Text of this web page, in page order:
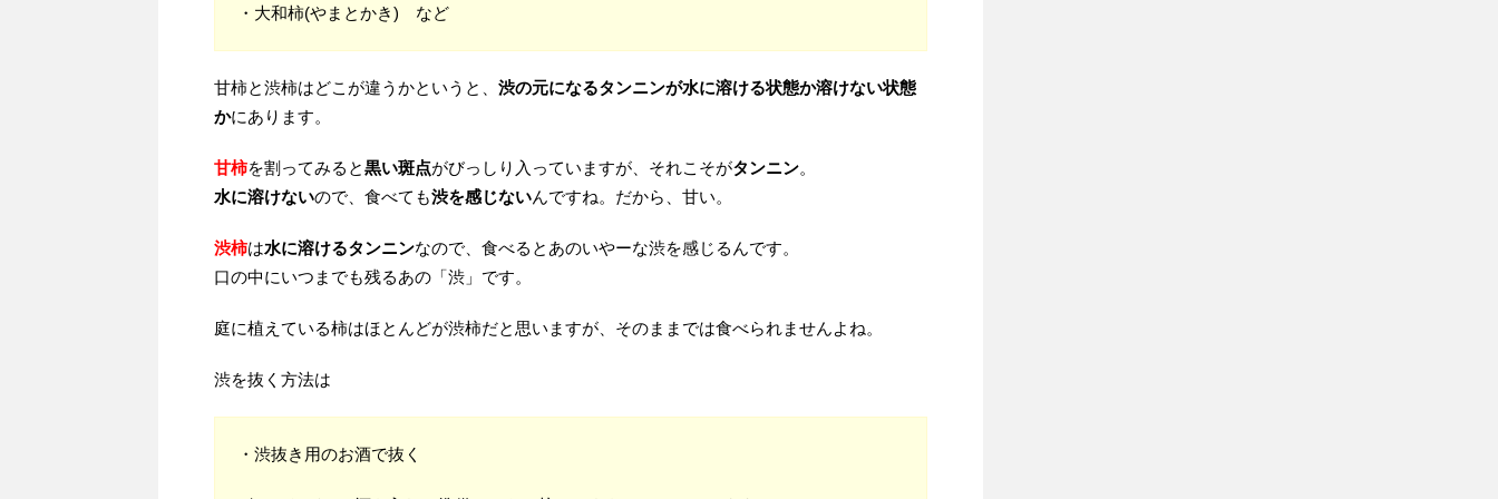
・大和柿(やまとかき) など
甘柿と渋柿はどこが違うかというと、 渋の元になるタンニンが水に溶ける状態か溶けない状態
かにあります。
甘柿を割ってみると黒い斑点がびっしり入っていますが、それこそがタンニン。
水に溶けないので、食べても渋を感じないんですね。だから、甘い。
渋柿は水に溶けるタンニンなので、食べるとあのいやーな渋を感じるんです。
口の中にいつまでも残るあの「渋」です。
庭に植えている柿はほとんどが渋柿だと思いますが、そのままでは食べられませんよね。
渋を抜く方法は
・渋抜き用のお酒で抜く